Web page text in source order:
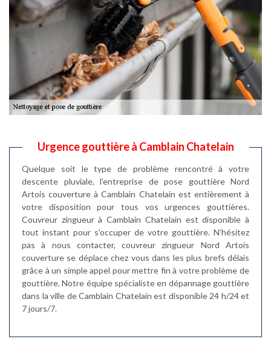
Urgence gouttière à Camblain Chatelain
Quelque soit le type de problème rencontré à votre
descente pluviale, l’entreprise de pose gouttière Nord
Artois couverture à Camblain Chatelain est entièrement à
votre disposition pour tous vos urgences gouttières.
Couvreur zingueur à Camblain Chatelain est disponible à
tout instant pour s'occuper de votre gouttière. N’hésitez
pas à nous contacter, couvreur zingueur Nord Artois
couverture se déplace chez vous dans les plus brefs délais
grâce à un simple appel pour mettre fin à votre problème de
gouttière. Notre équipe spécialiste en dépannage gouttière
dans la ville de Camblain Chatelain est disponible 24 h/24 et
7 jours/7.